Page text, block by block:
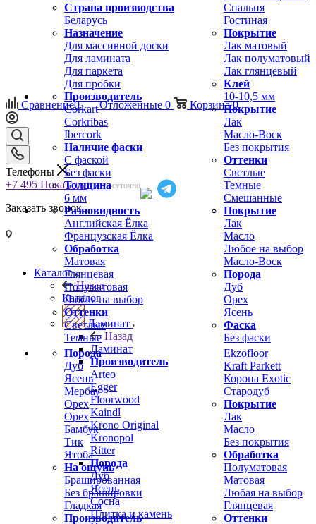
Страна производства
Беларусь
Спальня
Гостиная
Назначение
Для массивной доски
Для ламината
Для паркета
Для пробки
Покрытие
Лак матовый
Лак полуматовый
Лак глянцевый
Клей
Производитель
Corkart
Corkribas
Ibercork
Наличие фаски
С фаской
Без фаски
Толщина
6 мм
10-10,5 мм
Покрытие
Лак
Масло-Воск
Без покрытия
Оттенки
Светлые
Темные
Смешанные
Разновидность
Английская Ёлка
Французская Ёлка
Обработка
Матовая
Глянцевая
Полуматовая
Любая на выбор
Оттенки
Светлые
Темные
Покрытие
Лак
Масло
Любое на выбор
Масло-Воск
Порода
Дуб
Орех
Ясень
Фаска
Без фаски
Порода
Дуб
Ясень
Мербау
Орех
Орех
Бамбук
Тик
Ятоба
На ощупь
Брашированная
Без брашировки
Гладкая
Производитель
Ekzofloor
Kraft Parkett
Корона Exotic
Стародуб
Покрытие
Лак
Масло
Без покрытия
Обработка
Полуматовая
Матовая
Любая на выбор
Глянцевая
Оттенки
Сравнение0 Отложенные 0 Корзина 0
Телефоны
+7 495 Показать Круглосуточно
Заказать звонок
Каталог
Назад
Каталог
Ламинат
Назад
Ламинат
Производитель
Arteo
Egger
Floorwood
Kaindl
Krono Original
Kronopol
Ritter
Порода
Дуб
Ясень
Сосна
Плитка и камень